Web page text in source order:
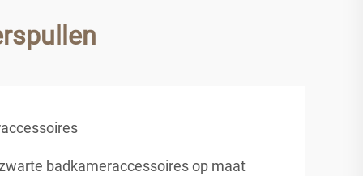
badkameraccessoires op maat